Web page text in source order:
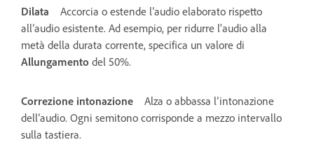
Dilata
Accorcia o estende l’audio elaborato rispetto
all’audio esistente. Ad esempio, per ridurre l'audio alla
metà della durata corrente, specifica un valore di
Allungamento del 50%.
Correzione intonazione
Alza o abbassa l’intonazione
dell’audio. Ogni semitono corrisponde a mezzo intervallo
sulla tastiera.